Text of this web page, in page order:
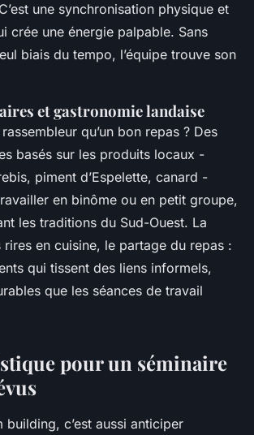
une synchronisation physique et
crée une énergie palpable. Sans
biais du tempo, l’équipe trouve son
et gastronomie landaise
qu’un bon repas ? Des
basés sur les produits locaux -
piment d’Espelette, canard -
en binôme ou en petit groupe,
les traditions du Sud-Ouest. La
en cuisine, le partage du repas :
qui tissent des liens informels,
que les séances de travail
pour un séminaire
building, c’est aussi anticiper